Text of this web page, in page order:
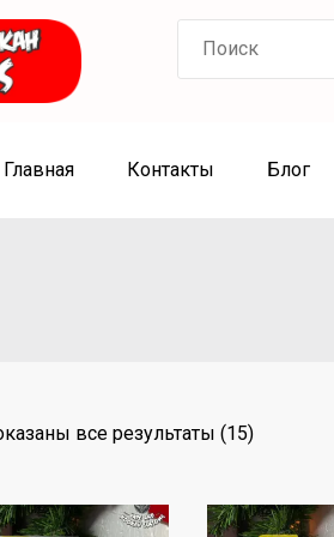
for:
Главная Контакты Блог
все результаты (15)С
т